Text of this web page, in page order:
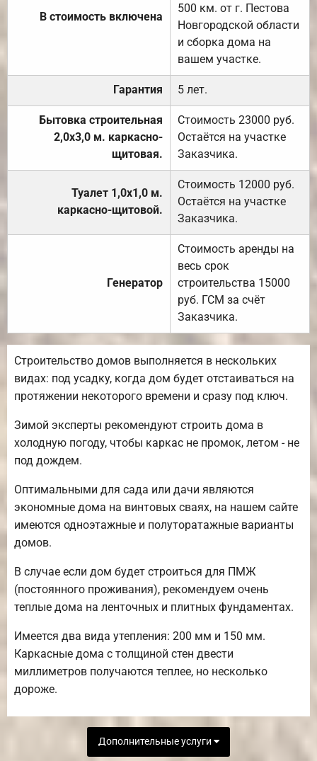
В стоимость включена
500 км. от г. Пестова
Новгородской области
и сборка дома на
вашем участке.
Гарантия 5 лет.
Бытовка строительная
2,0х3,0 м. каркасно-
щитовая.
Стоимость 23000 руб.
Остаётся на участке
Заказчика.
Туалет 1,0х1,0 м.
каркасно-щитовой.
Стоимость 12000 руб.
Остаётся на участке
Заказчика.
Генератор
Стоимость аренды на
весь срок
строительства 15000
руб. ГСМ за счёт
Заказчика.
Строительство домов выполняется в нескольких
видах: под усадку, когда дом будет отстаиваться на
протяжении некоторого времени и сразу под ключ.
Зимой эксперты рекомендуют строить дома в
холодную погоду, чтобы каркас не промок, летом - не
под дождем.
Оптимальными для сада или дачи являются
экономные дома на винтовых сваях, на нашем сайте
имеются одноэтажные и полуторатажные варианты
домов.
В случае если дом будет строиться для ПМЖ
(постоянного проживания), рекомендуем очень
теплые дома на ленточных и плитных фундаментах.
Имеется два вида утепления: 200 мм и 150 мм.
Каркасные дома с толщиной стен двести
миллиметров получаются теплее, но несколько
дороже.
Дополнительные услуги